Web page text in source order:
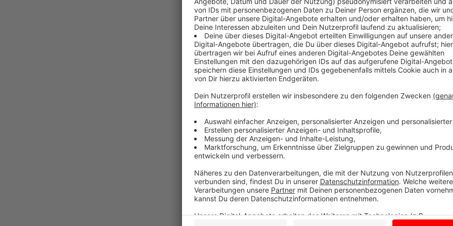
Comedy
Atzeventskalender: Türchen
Anzeige
Das ist der Atzeventskalender
Anzeige
Wir öffnen mit euch jeden Tag ein Türchen. Dazu
Türchensteher organisiert. Atze Schröder bringt
frei Haus. Lustig, (be)sinnlich und mit Locken. Und